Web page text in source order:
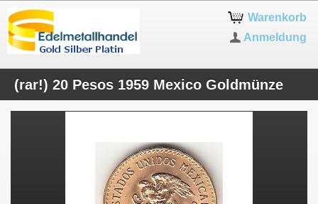
Warenkorb
Anmeldung
(rar!) 20 Pesos 1959 Mexico Goldmünze